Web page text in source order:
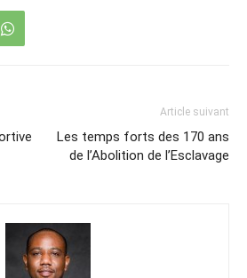
Article suivant
Les temps forts des 170 ans
de l’Abolition de l’Esclavage